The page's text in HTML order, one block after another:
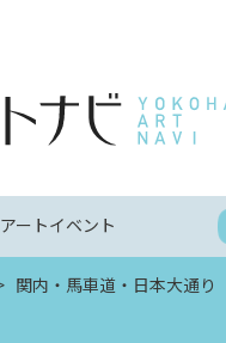
アートイベント
関内・馬車道・日本大通り